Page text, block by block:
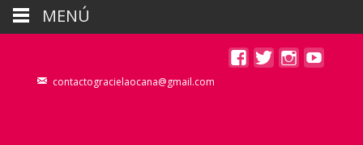
contactogracielaocana@gmail.com
MENÚ